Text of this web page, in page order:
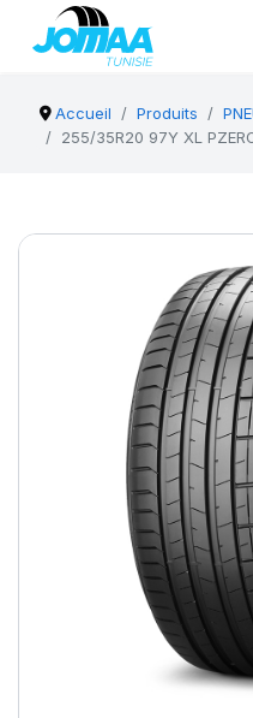
Accueil Produits
255/35R20 97Y XL